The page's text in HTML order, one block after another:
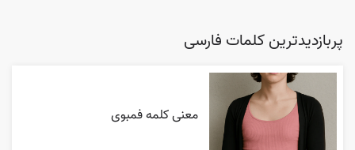
پربازدیدترین کلمات فارسی
معنی کلمه فمبوی